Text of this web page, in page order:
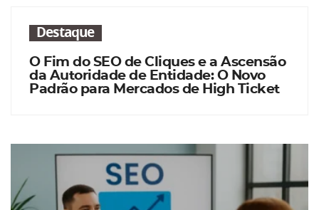
Destaque
O Fim do SEO de Cliques e a Ascensão
da Autoridade de Entidade: O Novo
Padrão para Mercados de High Ticket